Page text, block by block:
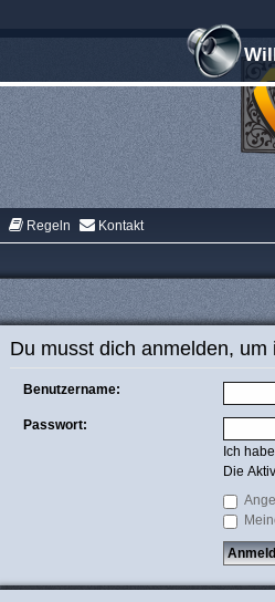
Regeln Kontakt
Du musst dich anmelden,
Benutzername:
Passwort:
Ich
Die